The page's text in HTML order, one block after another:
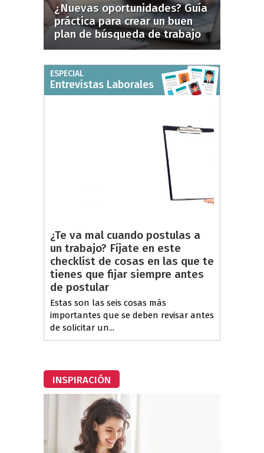
¿Nuevas oportunidades? Guía
práctica para crear un buen
plan de búsqueda de trabajo
ESPECIAL
Entrevistas Laborales
¿Te va mal cuando postulas a
un trabajo? Fíjate en este
checklist de cosas en las que te
tienes que fijar siempre antes
de postular
Estas son las seis cosas más
importantes que se deben revisar antes
de solicitar un...
INSPIRACIÓN